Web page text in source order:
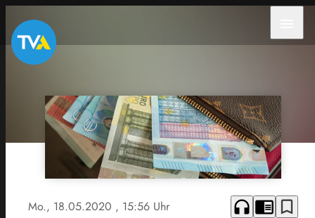
Mo., 18.05.2020 , 15:56 Uhr headphones chrome_reader_mode bookmark_border